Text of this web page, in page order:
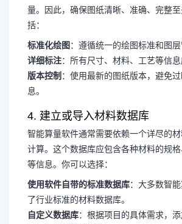
量。因此，确保图纸清晰、准确、完整
括：
标准化绘图：遵循统一的绘图标准和图层
详细标注：所有尺寸、材料、工艺等信息
版本控制 ：使用最新的图纸版本，避免
息。
4. 建立或导入材料数据库
智能算量软件通常需要依赖一个详尽的
计算。这个数据库应包含各种材料的规
等信息。你可以选择：
使用软件自带的标准数据库：大多数智
了行业标准的材料数据库。
自定义数据库：根据项目的具体需求，